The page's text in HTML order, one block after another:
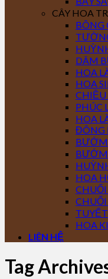
CÂY HOA
BÔNG
DÂM
HOA
HOA
PHÚC
HOA
ĐÔNG
BƯỚM
HOA
HOA
LIÊN HỆ
Tag